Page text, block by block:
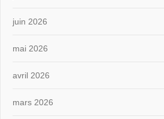
juin 2026
mai 2026
avril 2026
mars 2026